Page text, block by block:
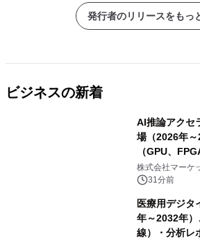
発行者のリリースをもっ
ビジネスの新着
AI推論アクセ
場（2026年
（GPU、
トを発表
株式会社マーケ
31分前
医療用デジタ
年～2032年
線）・分析レ